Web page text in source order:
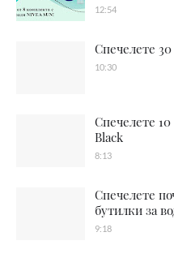
12:54
Спечелете
10:30
Спечелете
Black
8:13
Спечелете
бутилки за
9:18